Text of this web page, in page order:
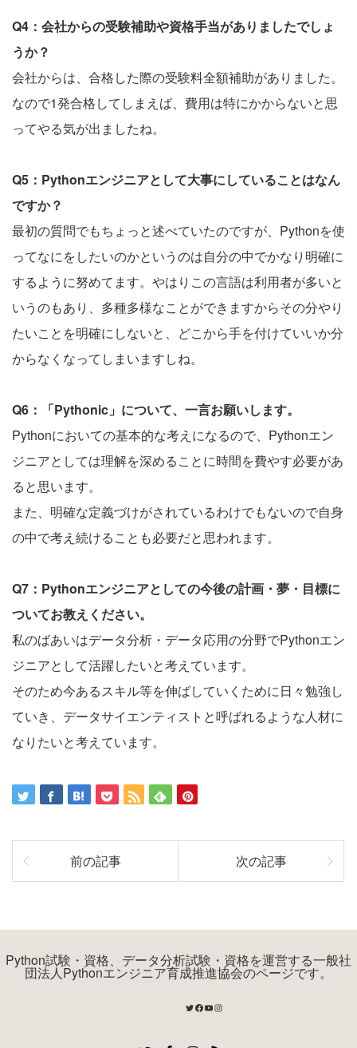
Q4：会社からの受験補助や資格手当がありましたでしょ
うか？
会社からは、合格した際の受験料全額補助がありました。
なので1発合格してしまえば、費用は特にかからないと思
ってやる気が出ましたね。
Q5：Pythonエンジニアとして大事にしていることはなん
ですか？
最初の質問でもちょっと述べていたのですが、Pythonを使
ってなにをしたいのかというのは自分の中でかなり明確に
するように努めてます。やはりこの言語は利用者が多いと
いうのもあり、多種多様なことができますからその分やり
たいことを明確にしないと、どこから手を付けていいか分
からなくなってしまいますしね。
Q6：「Pythonic」について、一言お願いします。
Pythonにおいての基本的な考えになるので、Pythonエン
ジニアとしては理解を深めることに時間を費やす必要があ
ると思います。
また、明確な定義づけがされているわけでもないので自身
の中で考え続けることも必要だと思われます。
Q7：Pythonエンジニアとしての今後の計画・夢・目標に
ついてお教えください。
私のばあいはデータ分析・データ応用の分野でPythonエン
ジニアとして活躍したいと考えています。
そのため今あるスキル等を伸ばしていくために日々勉強し
ていき、データサイエンティストと呼ばれるような人材に
なりたいと考えています。
前の記事 次の記事
Python試験・資格、データ分析試験・資格を運営する一般社
団法人Pythonエンジニア育成推進協会のページです。
Twitter
Facebook
YouTube
Instagram
RSS